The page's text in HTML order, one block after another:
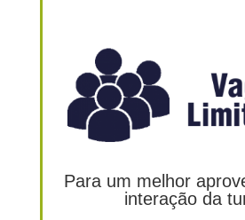
Para um melhor
interação da